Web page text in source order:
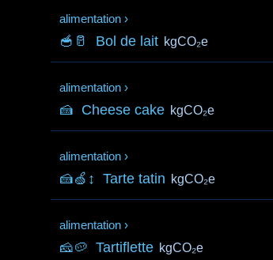
alimentation ›
🥣🥛 Bol de lait kgCO₂e
alimentation ›
🍰 Cheese cake kgCO₂e
alimentation ›
🍰🍏↕️ Tarte tatin kgCO₂e
alimentation ›
🧀🥔 Tartiflette kgCO₂e